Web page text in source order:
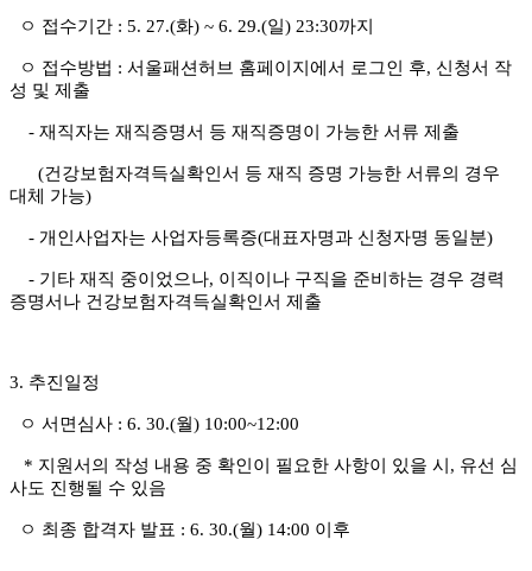
ㅇ 접수기간 : 5. 27.(화) ~ 6. 29.(일) 23:30까지
ㅇ 접수방법 : 서울패션허브 홈페이지에서 로그인 후, 신청서 작
성 및 제출
- 재직자는 재직증명서 등 재직증명이 가능한 서류 제출
(건강보험자격득실확인서 등 재직 증명 가능한 서류의 경우
대체 가능)
- 개인사업자는 사업자등록증(대표자명과 신청자명 동일분)
- 기타 재직 중이었으나, 이직이나 구직을 준비하는 경우 경력
증명서나 건강보험자격득실확인서 제출
3. 추진일정
ㅇ 서면심사 : 6. 30.(월) 10:00~12:00
* 지원서의 작성 내용 중 확인이 필요한 사항이 있을 시 , 유선 심
사도 진행될 수 있음
ㅇ 최종 합격자 발표 : 6. 30.(월) 14:00 이후